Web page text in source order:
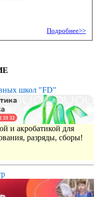
Подробнее>>
школ "FD"
и акробатикой для
разряды, сборы!